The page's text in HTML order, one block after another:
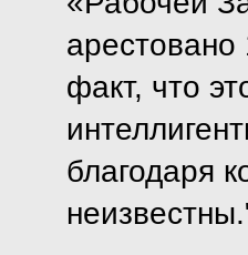
факт, что
благодаря